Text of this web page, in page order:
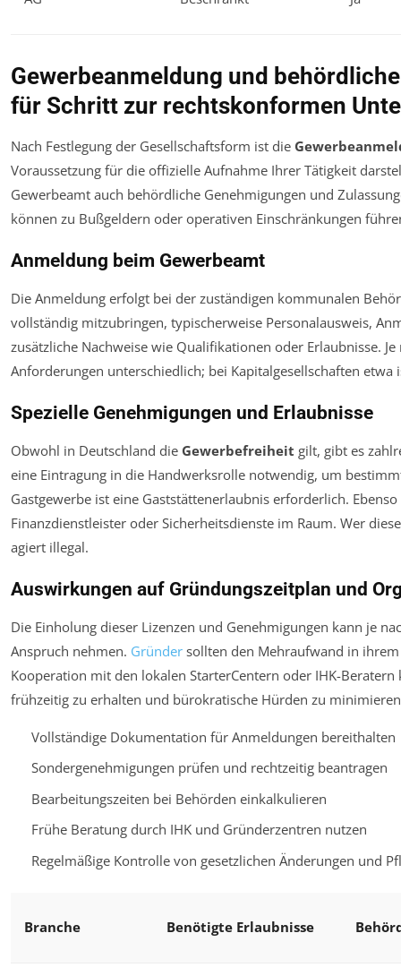
Gewerbeanmeldung und
für Schritt zur rechtskonformen
Nach Festlegung der Gesellschaftsform ist die
Voraussetzung für die offizielle Aufnahme Ihrer Tätigkeit
Gewerbeamt auch behördliche Genehmigungen und
können zu Bußgeldern oder operativen Einschränkungen
Anmeldung beim Gewerbeamt
Die Anmeldung erfolgt bei der zuständigen kommunalen
vollständig mitzubringen, typischerweise Personalausweis,
zusätzliche Nachweise wie Qualifikationen oder Erlaubnisse.
Anforderungen unterschiedlich; bei Kapitalgesellschaften
Spezielle Genehmigungen und Erlaubnisse
Obwohl in Deutschland die Gewerbefreiheit gilt, gibt es
eine Eintragung in die Handwerksrolle notwendig, um
Gastgewerbe ist eine Gaststättenerlaubnis erforderlich. Ebenso
Finanzdienstleister oder Sicherheitsdienste im Raum. Wer
agiert illegal.
Auswirkungen auf Gründungszeitplan und
Die Einholung dieser Lizenzen und Genehmigungen kann je
Anspruch nehmen. Gründer sollten den Mehraufwand in
Kooperation mit den lokalen StarterCentern oder IHK-
frühzeitig zu erhalten und bürokratische Hürden zu
Vollständige Dokumentation für Anmeldungen bereithalten
Sondergenehmigungen prüfen und rechtzeitig beantragen
Bearbeitungszeiten bei Behörden einkalkulieren
Frühe Beratung durch IHK und Gründerzentren nutzen
Regelmäßige Kontrolle von gesetzlichen Änderungen und
Branche Benötigte Erlaubnisse